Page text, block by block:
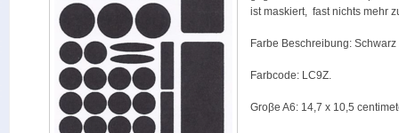
ist maskiert, fast nichts mehr
Farbe Beschreibung:
Farbcode: LC9Z.
Groβe A6: 14,7 x 10,5